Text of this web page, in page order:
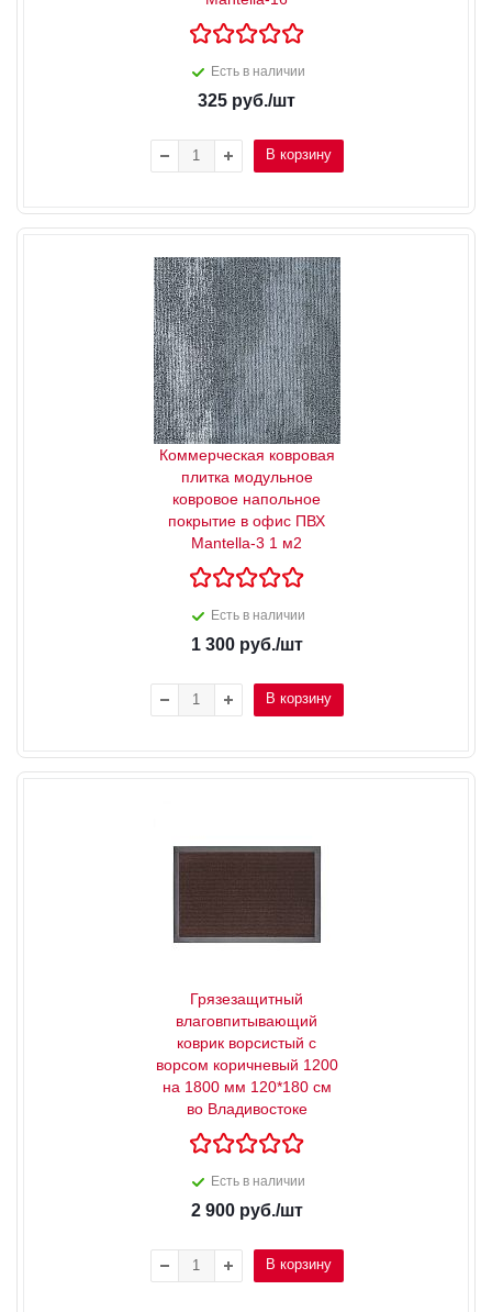
Есть в наличии
325 руб./шт
В корзину
Коммерческая ковровая
плитка модульное
ковровое напольное
покрытие в офис ПВХ
Mantella-3 1 м2
Есть в наличии
1 300руб./шт
В корзину
Грязезащитный
влаговпитывающий
коврик ворсистый с
ворсом коричневый 1200
на 1800 мм 120*180 см
во Владивостоке
Есть в наличии
2 900руб./шт
В корзину